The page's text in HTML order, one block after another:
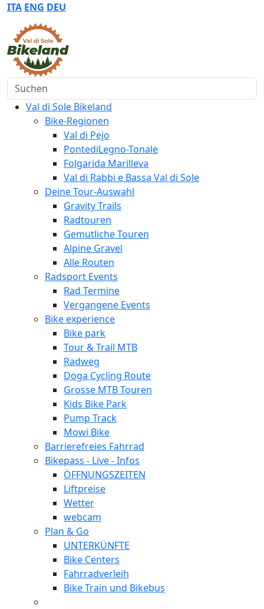
ITA ENG DEU
Suchen
Val di Sole Bikeland
Bike-Regionen
Val di Pejo
PontediLegno-Tonale
Folgarida Marilleva
Val di Rabbi e Bassa Val di Sole
Deine Tour-Auswahl
Gravity Trails
Radtouren
Gemutliche Touren
Alpine Gravel
Alle Routen
Radsport Events
Rad Termine
Vergangene Events
Bike experience
Bike park
Tour & Trail MTB
Radweg
Doga Cycling Route
Grosse MTB Touren
Kids Bike Park
Pump Track
Mowi Bike
Barrierefreies Fahrrad
Bikepass - Live - Infos
ÖFFNUNGSZEITEN
Liftpreise
Wetter
webcam
Plan & Go
UNTERKÜNFTE
Bike Centers
Fahrradverleih
Bike Train und Bikebus